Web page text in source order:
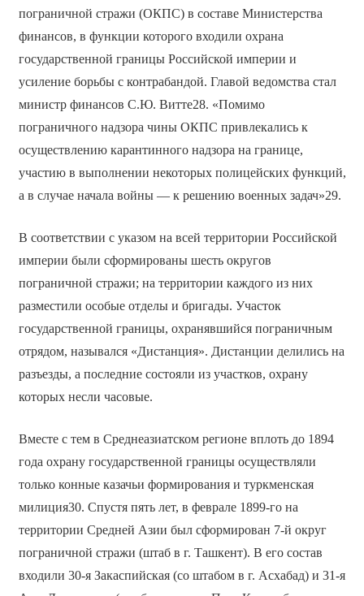
пограничной стражи (ОКПС) в составе Министерства
финансов, в функции которого входили охрана
государственной границы Российской империи и
усиление борьбы с контрабандой. Главой ведомства стал
министр финансов С.Ю. Витте28. «Помимо
пограничного надзора чины ОКПС привлекались к
осуществлению карантинного надзора на границе,
участию в выполнении некоторых полицейских функций,
а в случае начала войны — к решению военных задач»29.
В соответствии с указом на всей территории Российской
империи были сформированы шесть округов
пограничной стражи; на территории каждого из них
разместили особые отделы и бригады. Участок
государственной границы, охранявшийся пограничным
отрядом, назывался «Дистанция». Дистанции делились на
разъезды, а последние состояли из участков, охрану
которых несли часовые.
Вместе с тем в Среднеазиатском регионе вплоть до 1894
года охрану государственной границы осуществляли
только конные казачьи формирования и туркменская
милиция30. Спустя пять лет, в феврале 1899-го на
территории Средней Азии был сформирован 7-й округ
пограничной стражи (штаб в г. Ташкент). В его состав
входили 30-я Закаспийская (со штабом в г. Асхабад) и 31-я